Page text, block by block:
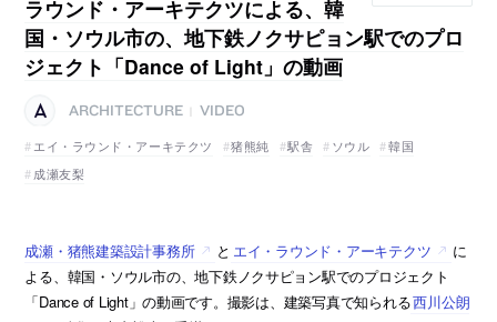
ラウンド・アーキテクツによる、韓
国・ソウル市の、地下鉄ノクサピョン駅でのプロ
ジェクト「Dance of Light」の動画
ARCHITECTURE
VIDEO
エイ・ラウンド・アーキテクツ
猪熊純 駅舎 ソウル
韓国
成瀬友梨
成瀬・猪熊建築設計事務所 と エイ・ラウンド・アーキテクツ
に
よる、韓国・ソウル市の、地下鉄ノクサピョン駅でのプロジェクト
「Dance of Light」の動画です。撮影は、建築写真で知られる西川公朗